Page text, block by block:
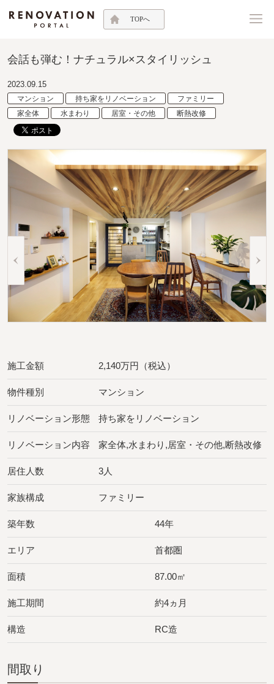
TOPへ
会話も弾む！ナチュラル×スタイリッシュ
2023.09.15
マンション 持ち家をリノベーション
ファミリー
家全体
水まわり 居室・その他 断熱改修
施工金額 2,140万円（税込）
物件種別 マンション
リノベーション形態 持ち家をリノベーション
リノベーション内容 家全体,水まわり,居室・その他,断熱改修
居住人数 3人
家族構成 ファミリー
築年数 44年
エリア 首都圏
面積 87.00㎡
施工期間 約4ヵ月
構造 RC造
間取り